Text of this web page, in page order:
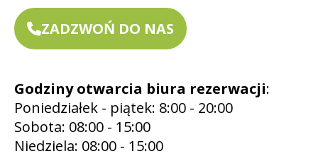
ZADZWOŃ DO NAS
Godziny otwarcia biura rezerwacji:
Poniedziałek - piątek: 8:00 - 20:00
Sobota: 08:00 - 15:00
Niedziela: 08:00 - 15:00